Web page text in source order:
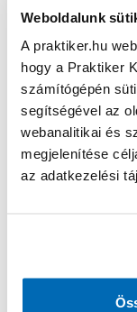
Weboldalunk
A praktiker.hu
hogy a Praktiker
számítógépén
segítségével az
webanalitikai és
megjelenítése
az adatkezelési